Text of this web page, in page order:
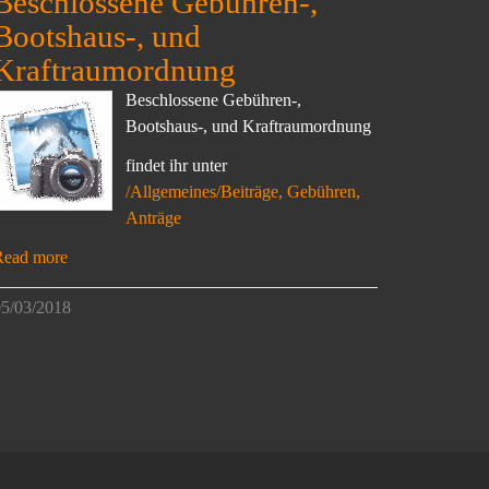
, und
Beschlossene Gebühren-,
Bootshaus-, und Kraftraumordnung
findet ihr unter
/Allgemeines/Beiträge, Gebühren,
Anträge
more
03/2018